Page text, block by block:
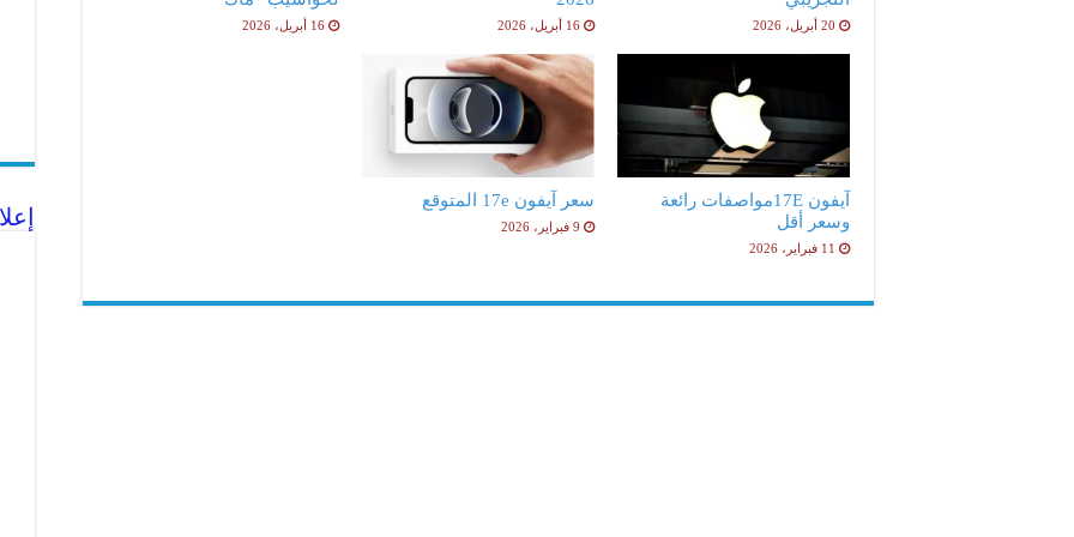
20 أبريل، 2026 16 أبريل، 2026 16 أبريل، 2026
آيفون 17Eمواصفات رائعة
وسعر أقل
11 فبراير، 2026
سعر آيفون 17e المتوقع
9 فبراير، 2026